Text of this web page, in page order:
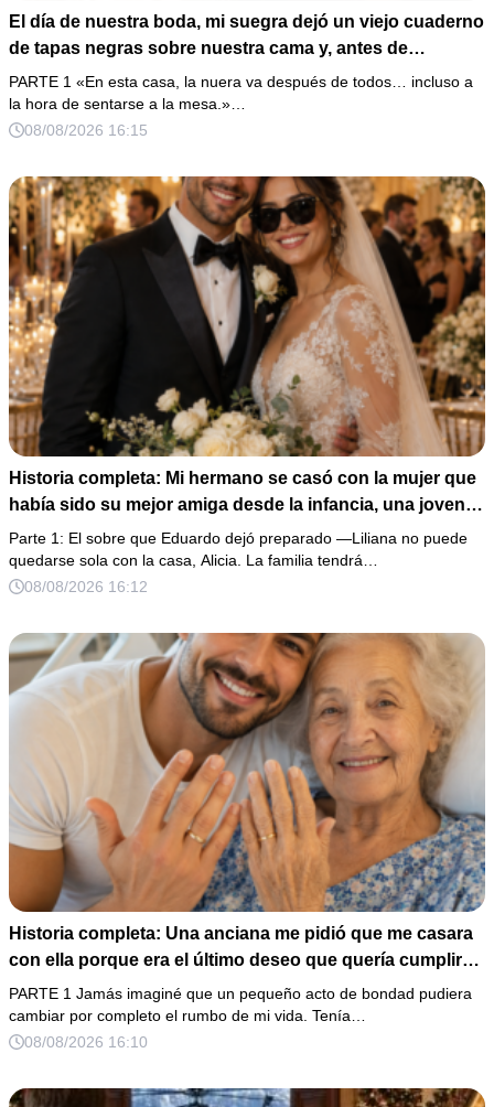
El día de nuestra boda, mi suegra dejó un viejo cuaderno
de tapas negras sobre nuestra cama y, antes de
marcharse, dijo: «En esta familia todos deben cumplir
una misma regla…».
PARTE 1 «En esta casa, la nuera va después de todos… incluso a
la hora de sentarse a la mesa.»…
08/08/2026 16:15
Historia completa: Mi hermano se casó con la mujer que
había sido su mejor amiga desde la infancia, una joven
ciega a la que protegió durante toda su vida. Tras su
fallecimiento, ella me entregó un sobre y me confesó la
verdadera razón por la que él la eligió a ella por encima
Parte 1: El sobre que Eduardo dejó preparado —Liliana no puede
quedarse sola con la casa, Alicia. La familia tendrá…
08/08/2026 16:12
Historia completa: Una anciana me pidió que me casara
con ella porque era el último deseo que quería cumplir
antes de morir. Después de su fallecimiento, su abogado
puso en mis manos una vieja bolsa de hospital que
había conservado durante años y me dijo: «Ella te eligió
PARTE 1 Jamás imaginé que un pequeño acto de bondad pudiera
cambiar por completo el rumbo de mi vida. Tenía…
08/08/2026 16:10